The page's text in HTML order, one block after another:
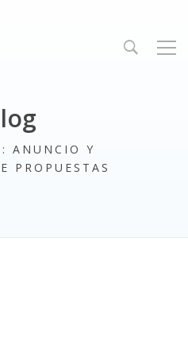
ANUNCIO Y
PROPUESTAS